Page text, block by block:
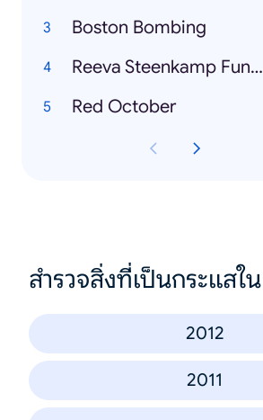
Boston Bombing
Reeva Steenkamp Funeral
Red October
สำรวจสิ่งที่เป็นกระแสใน
2012
2011